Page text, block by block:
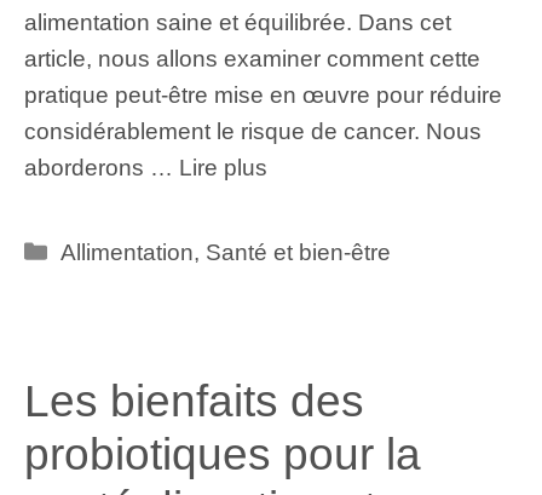
alimentation saine et équilibrée. Dans cet
article, nous allons examiner comment cette
pratique peut-être mise en œuvre pour réduire
considérablement le risque de cancer. Nous
aborderons … Lire plus
Catégories
Allimentation, Santé et bien-être
Les bienfaits des
probiotiques pour la